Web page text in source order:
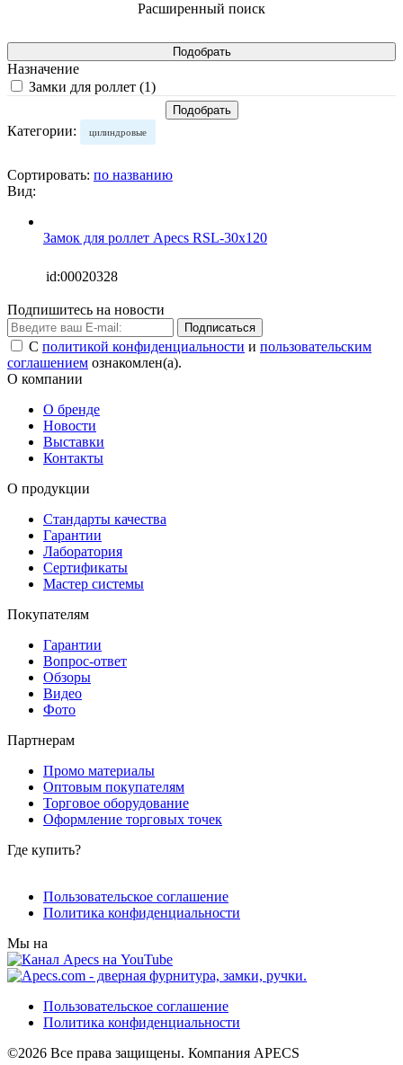
Расширенный поиск
Назначение
Замки для роллет (1)
Категории: цилиндровые
Сортировать: по названию
Вид:
Замок для роллет Apecs RSL-30x120
id:00020328
Подпишитесь на новости
Подписаться
С политикой конфиденциальности и пользовательским
соглашением ознакомлен(а).
О компании
О бренде
Новости
Выставки
Контакты
О продукции
Стандарты качества
Гарантии
Лаборатория
Сертификаты
Мастер системы
Покупателям
Гарантии
Вопрос-ответ
Обзоры
Видео
Фото
Партнерам
Промо материалы
Оптовым покупателям
Торговое оборудование
Оформление торговых точек
Где купить?
Пользовательское соглашение
Политика конфиденциальности
Мы на
Пользовательское соглашение
Политика конфиденциальности
©2026 Все права защищены. Компания APECS